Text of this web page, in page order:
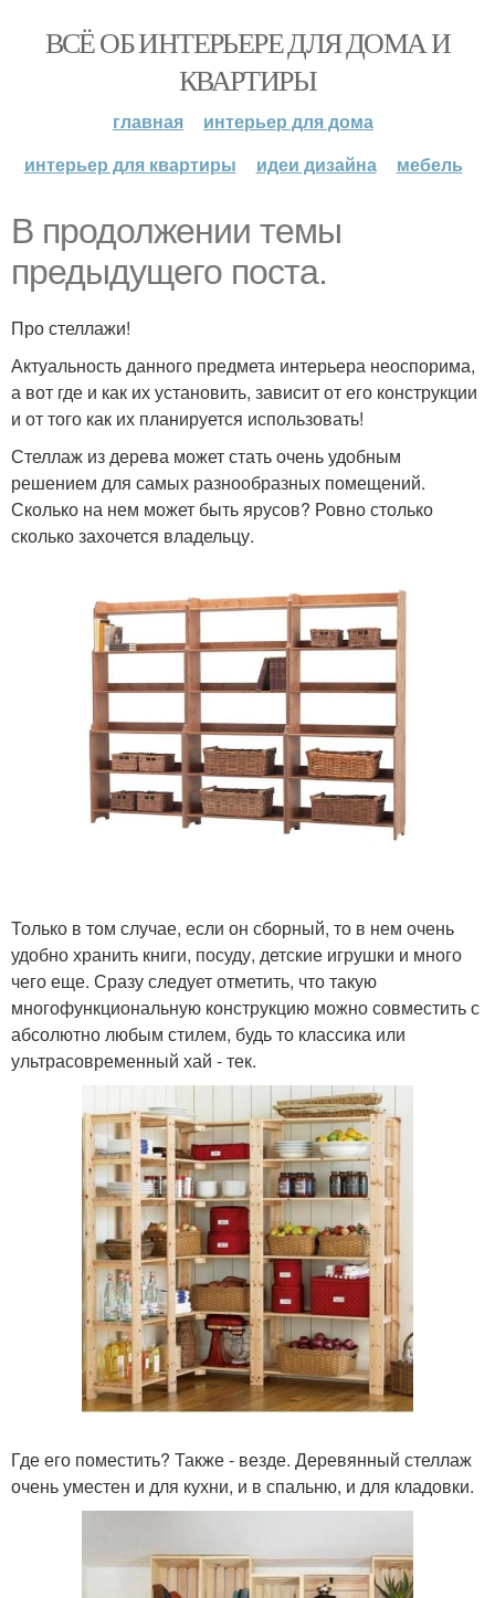
ВСЁ ОБ ИНТЕРЬЕРЕ ДЛЯ ДОМА И
КВАРТИРЫ
главная
интерьер для дома
интерьер для квартиры
идеи дизайна мебель
В продолжении темы
предыдущего поста.
Про стеллажи!
Актуальность данного предмета интерьера неоспорима,
а вот где и как их установить, зависит от его конструкции
и от того как их планируется использовать!
Стеллаж из дерева может стать очень удобным
решением для самых разнообразных помещений.
Сколько на нем может быть ярусов? Ровно столько
сколько захочется владельцу.
Только в том случае, если он сборный, то в нем очень
удобно хранить книги, посуду, детские игрушки и много
чего еще. Сразу следует отметить, что такую
многофункциональную конструкцию можно совместить с
абсолютно любым стилем, будь то классика или
ультрасовременный хай - тек.
Где его поместить? Также - везде. Деревянный стеллаж
очень уместен и для кухни, и в спальню, и для кладовки.